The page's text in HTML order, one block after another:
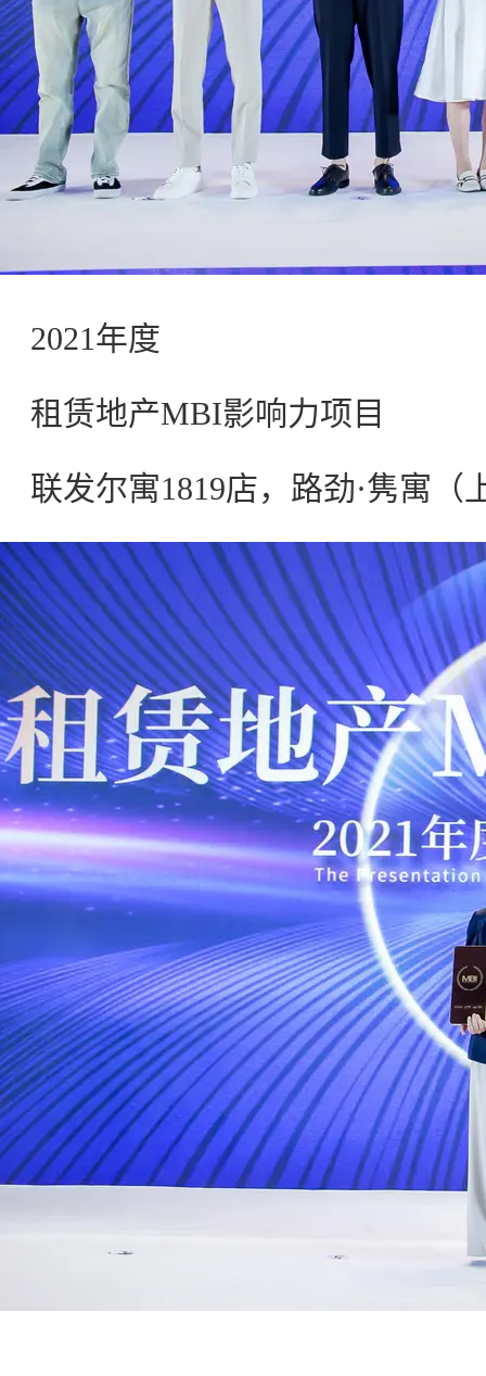
2021年度
租赁地产MBI影响力项目
联发尔寓1819店，路劲·隽寓（